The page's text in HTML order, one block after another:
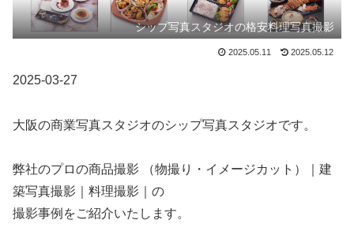
シップ写真スタジオの格安料理写真撮影
2025.05.11 2025.05.12
2025-03-27
大阪の商業写真スタジオのシップ写真スタジオです。
弊社のプロの商品撮影 （物撮り・イメージカット）｜建
築写真撮影｜料理撮影｜の
撮影事例をご紹介いたします。